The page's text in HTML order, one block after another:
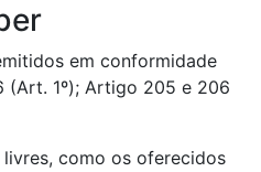
em conformidade
(Art. 1º); Artigo 205 e 206
como os oferecidos